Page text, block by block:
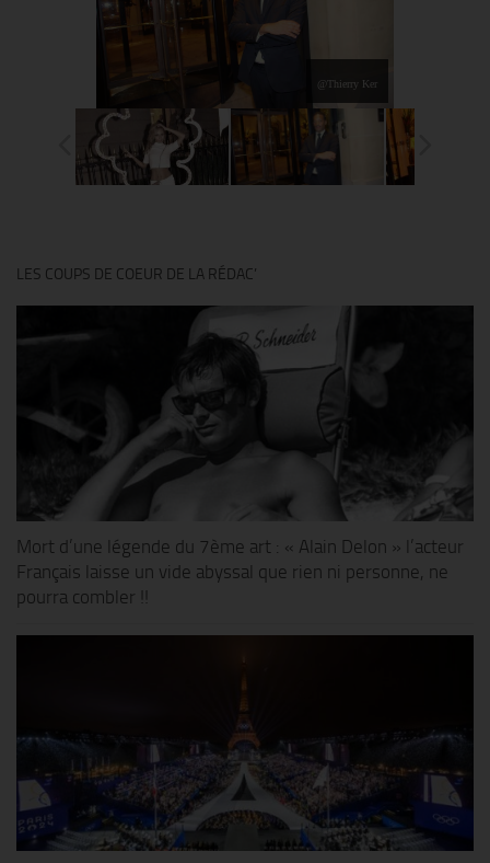
@Thierry Ker
LES COUPS DE COEUR DE LA RÉDAC’
Mort d’une légende du 7ème art : « Alain Delon » l’acteur
Français laisse un vide abyssal que rien ni personne, ne
pourra combler !!